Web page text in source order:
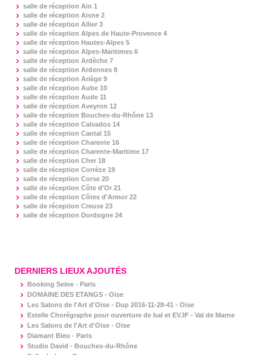
salle de réception Ain 1
salle de réception Aisne 2
salle de réception Allier 3
salle de réception Alpes de Haute-Provence 4
salle de réception Hautes-Alpes 5
salle de réception Alpes-Maritimes 6
salle de réception Ardèche 7
salle de réception Ardennes 8
salle de réception Ariège 9
salle de réception Aube 10
salle de réception Aude 11
salle de réception Aveyron 12
salle de réception Bouches-du-Rhône 13
salle de réception Calvados 14
salle de réception Cantal 15
salle de réception Charente 16
salle de réception Charente-Maritime 17
salle de réception Cher 18
salle de réception Corrèze 19
salle de réception Corse 20
salle de réception Côte d'Or 21
salle de réception Côtes d'Armor 22
salle de réception Creuse 23
salle de réception Dordogne 24
DERNIERS LIEUX AJOUTÉS
Booking Seine - Paris
DOMAINE DES ETANGS - Oise
Les Salons de l'Art d'Oise - Dup 2016-11-28-41 - Oise
Estelle Chorégraphe pour ouverture de bal et EVJF - Val de Marne
Les Salons de l'Art d'Oise - Oise
Diamant Bleu - Paris
Studio David - Bouches-du-Rhône